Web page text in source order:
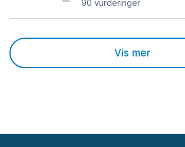
90 vurderinger
Vis mer